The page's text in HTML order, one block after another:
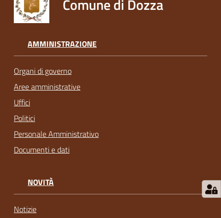
Comune di Dozza
AMMINISTRAZIONE
Organi di governo
Aree amministrative
Uffici
Politici
Personale Amministrativo
Documenti e dati
NOVITÀ
Notizie